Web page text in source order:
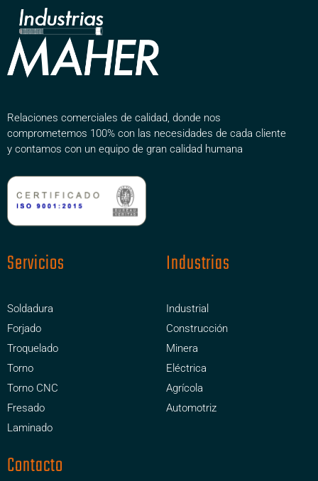
Relaciones comerciales de calidad, donde nos
comprometemos 100% con las necesidades de cada cliente
y contamos con un equipo de gran calidad humana
Servicios
Soldadura
Forjado
Troquelado
Torno
Torno CNC
Fresado
Laminado
Industrias
Industrial
Construcción
Minera
Eléctrica
Agrícola
Automotriz
Contacto